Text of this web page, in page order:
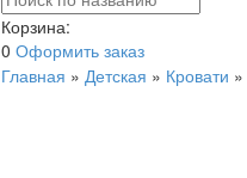
Корзина:
0 Оформить заказ
Главная » Детская » Кровати »